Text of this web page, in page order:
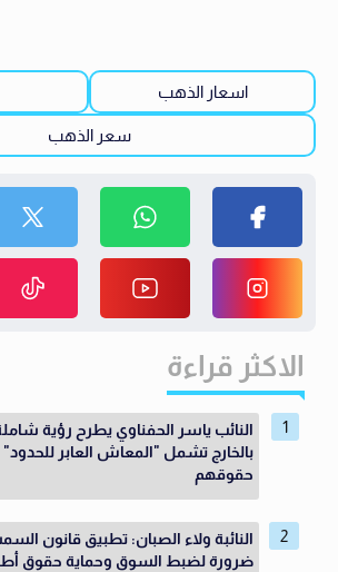
اسعار الذهب
سعر الذهب
الاكثر قراءة
النائب ياسر الحفناوي يطرح رؤية
بالخارج تشمل "المعاش العابر
حقوقهم
النائبة ولاء الصبان: تطبيق قانون
ضرورة لضبط السوق وحماية حقوق